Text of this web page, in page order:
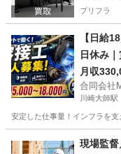
プリフラ
【日給
日休み
月収
合同会社
川崎大師駅
安定した仕事量！インフラを
川崎大
現場監